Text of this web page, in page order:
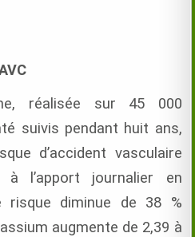
réalisée sur 45 000
suivis pendant huit ans,
d’accident vasculaire
l’apport journalier en
diminue de 38 %
augmente de 2,39 à